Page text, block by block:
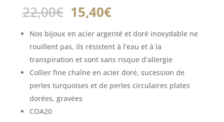
22,00€ Le
prix
initial
était :
22,00€.
15,40€Le
actuel
est :
15,40€.
Nos bijoux en acier argenté et doré inoxydable ne
rouillent pas, ils résistent à l’eau et à la
transpiration et sont sans risque d’allergie
Collier fine chaîne en acier doré, sucession de
perles turquoises et de perles circulaires plates
dorées, gravées
COA20